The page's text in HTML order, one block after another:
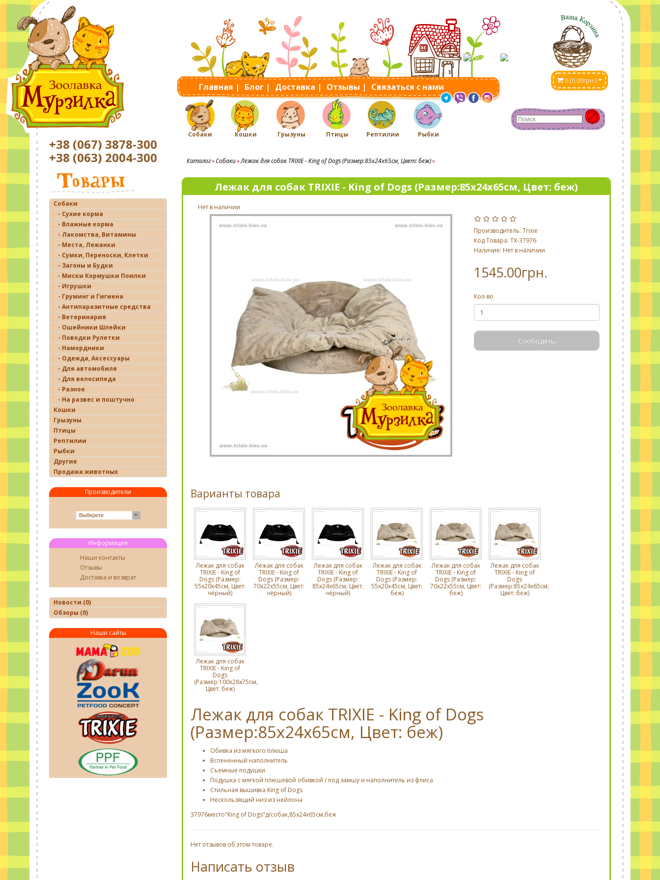
Главная | Блог | Доставка | Отзывы | Связаться с нами
0 (0.00грн.)
Собаки Кошки Грызуны Птицы Рептилии Рыбки
+38 (067) 3878-300
+38 (063) 2004-300
Собаки
- Сухие корма
- Влажные корма
- Лакомства, Витамины
- Места, Лежанки
- Сумки, Переноски, Клетки
- Загоны и Будки
- Миски Кормушки Поилки
- Игрушки
- Груминг и Гигиена
- Антипаразитные средства
- Ветеринария
- Ошейники Шлейки
- Поводки Рулетки
- Намордники
- Одежда, Аксессуары
- Для автомобиля
- Для велосипеда
- Разное
- На развес и поштучно
Кошки
Грызуны
Птицы
Рептилии
Рыбки
Другие
Продажа животных
Производители
Выберите
Информация
Наши контакты
Отзывы
Доставка и возврат
Новости (0)
Обзоры (0)
Наши сайты
Каталог Собаки Лежак для собак TRIXIE - King of Dogs (Размер:85х24х65cм, Цвет: беж)
Лежак для собак TRIXIE - King of Dogs (Размер:85х24х65cм, Цвет: беж)
Нет в наличии
Производитель: Trixie
Код Товара: TX-37976
Наличие: Нет в наличии
1545.00грн.
Кол-во
Сообщить
Варианты товара
Лежак для собак
TRIXIE - King of
Dogs (Размер:
55х20х45cм, Цвет:
чёрный)
Лежак для собак
TRIXIE - King of
Dogs (Размер:
70х22х55cм, Цвет:
чёрный)
Лежак для собак
TRIXIE - King of
Dogs (Размер:
85х24х65cм, Цвет:
чёрный)
Лежак для собак
TRIXIE - King of
Dogs (Размер:
55х20х45cм, Цвет:
беж)
Лежак для собак
TRIXIE - King of
Dogs (Размер:
70х22х55cм, Цвет:
беж)
Лежак для собак
TRIXIE - King of
Dogs
(Размер:85х24х65cм,
Цвет: беж)
Лежак для собак
TRIXIE - King of
Dogs
(Размер:100х28х75cм,
Цвет: беж)
Лежак для собак TRIXIE - King of Dogs
(Размер:85х24х65cм, Цвет: беж)
Обивка из мягкого плюша
Вспененный наполнитель
Съемные подушки
Подушка с мягкой плюшевой обивкой / под замшу и наполнитель из флиса
Стильная вышивка King of Dogs
Нескользящий низ из нейлона
37976место"King of Dogs"д/собак,85х24х65cм,беж
Нет отзывов об этом товаре.
Написать отзыв